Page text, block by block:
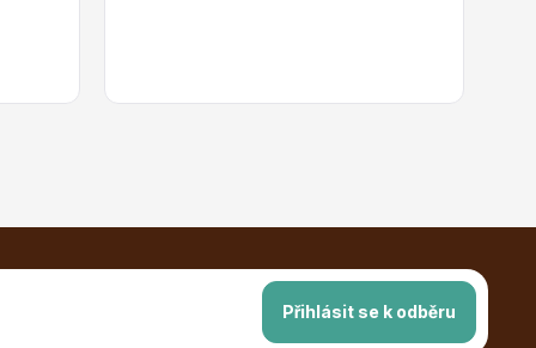
Přihlásit se k odběru